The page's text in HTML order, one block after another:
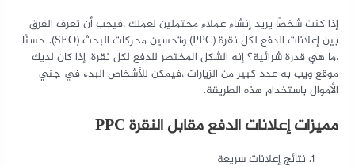
إذا كنت شخصًا يريد إنشاء عملاء محتملين لعملك ،فيجب أن تعرف الفرق
بين إعلانات الدفع لكل نقرة (PPC) وتحسين محركات البحث (SEO). حسنًا
،ما هي قدرة شرائية؟ إنه الشكل المختصر للدفع لكل نقرة. إذا كان لديك
موقع ويب به عدد كبير من الزيارات ،فيمكن للأشخاص البدء في جني
الأموال باستخدام هذه الطريقة.
مميزات إعلانات الدفع مقابل النقرة PPC
نتائج إعلانات سريعة